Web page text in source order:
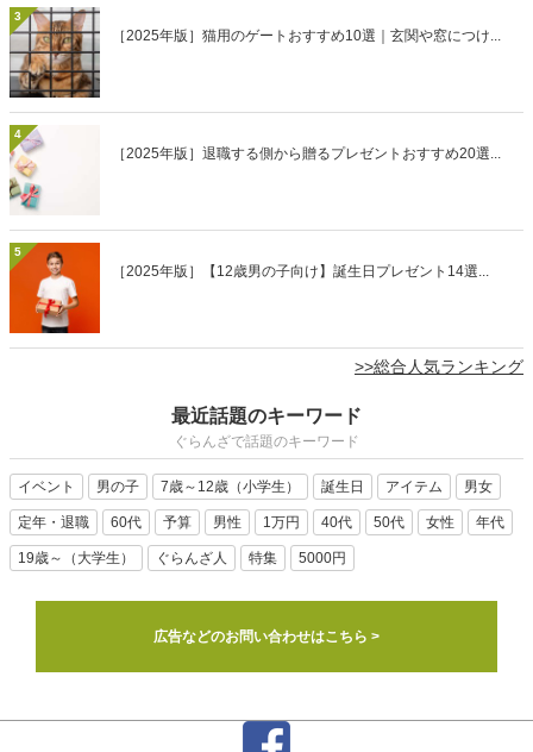
3
［2025年版］猫用のゲートおすすめ10選｜玄関や窓につけ...
4
［2025年版］退職する側から贈るプレゼントおすすめ20選...
5
［2025年版］【12歳男の子向け】誕生日プレゼント14選...
>>総合人気ランキング
最近話題のキーワード
ぐらんざで話題のキーワード
イベント 男の子 7歳～12歳（小学生） 誕生日 アイテム 男女
定年・退職 60代 予算 男性 1万円 40代 50代 女性 年代
19歳～（大学生） ぐらんざ人 特集 5000円
広告などのお問い合わせはこちら >